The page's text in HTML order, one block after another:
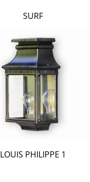
SURF
LOUIS PHILIPPE 1